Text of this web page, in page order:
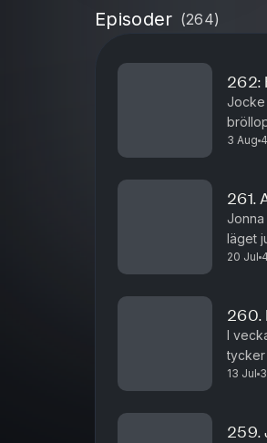
Episoder (264)
262:
Jocke
allt
3 Aug
261.
Jonna
läget
TV-
20 Jul
260.
I
tycker
med
13 Jul
259.